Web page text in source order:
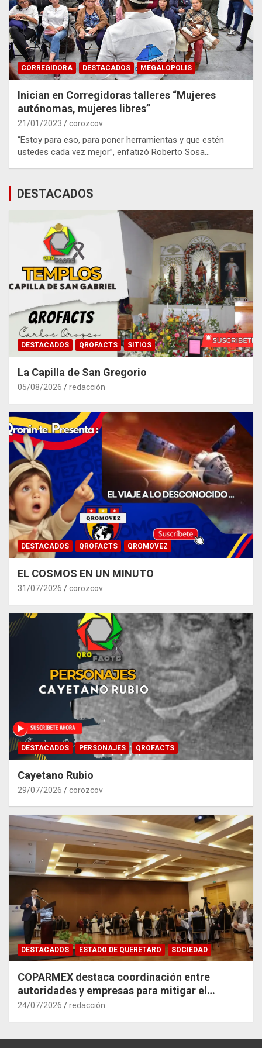
CORREGIDORA DESTACADOS MEGALOPOLIS
Inician en Corregidoras talleres “Mujeres
autónomas, mujeres libres”
21/01/2023 corozcov
“Estoy para eso, para poner herramientas y que estén
ustedes cada vez mejor”, enfatizó Roberto Sosa…
DESTACADOS
DESTACADOS QROFACTS SITIOS
La Capilla de San Gregorio
05/08/2026 redacción
DESTACADOS QROFACTS QROMOVEZ
EL COSMOS EN UN MINUTO
31/07/2026 corozcov
DESTACADOS PERSONAJES QROFACTS
Cayetano Rubio
29/07/2026 corozcov
DESTACADOS ESTADO DE QUERETARO SOCIEDAD
COPARMEX destaca coordinación entre
autoridades y empresas para mitigar el
impacto del Tren México–Querétaro
24/07/2026 redacción